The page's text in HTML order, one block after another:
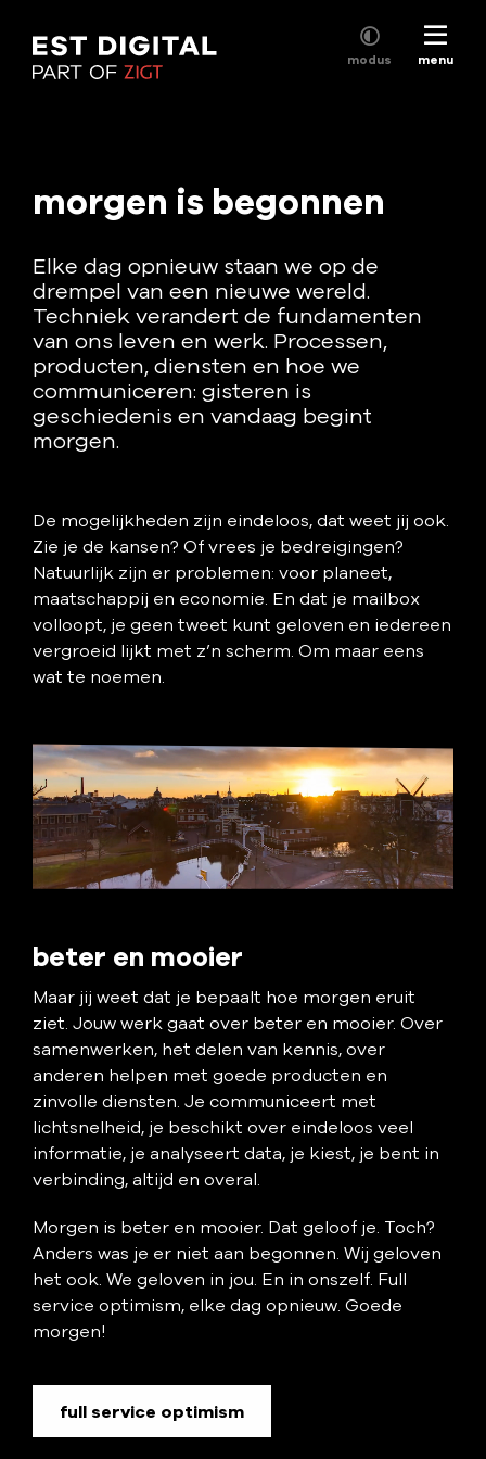
main
modus menu
morgen is begonnen
Elke dag opnieuw staan we op de
drempel van een nieuwe wereld.
Techniek verandert de fundamenten
van ons leven en werk. Processen,
producten, diensten en hoe we
communiceren: gisteren is
geschiedenis en vandaag begint
morgen.
De mogelijkheden zijn eindeloos, dat weet jij ook.
Zie je de kansen? Of vrees je bedreigingen?
Natuurlijk zijn er problemen: voor planeet,
maatschappij en economie. En dat je mailbox
volloopt, je geen tweet kunt geloven en iedereen
vergroeid lijkt met z’n scherm. Om maar eens
wat te noemen.
beter en mooier
Maar jij weet dat je bepaalt hoe morgen eruit
ziet. Jouw werk gaat over beter en mooier. Over
samenwerken, het delen van kennis, over
anderen helpen met goede producten en
zinvolle diensten. Je communiceert met
lichtsnelheid, je beschikt over eindeloos veel
informatie, je analyseert data, je kiest, je bent in
verbinding, altijd en overal.
Morgen is beter en mooier. Dat geloof je. Toch?
Anders was je er niet aan begonnen. Wij geloven
het ook. We geloven in jou. En in onszelf. Full
service optimism, elke dag opnieuw. Goede
morgen!
full service optimism